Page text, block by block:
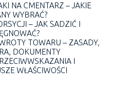
NA CMENTARZ – JAKIE
WYBRAĆ?
– JAK SADZIĆ I
TOWARU – ZASADY,
DOKUMENTY
I
WŁAŚCIWOŚCI